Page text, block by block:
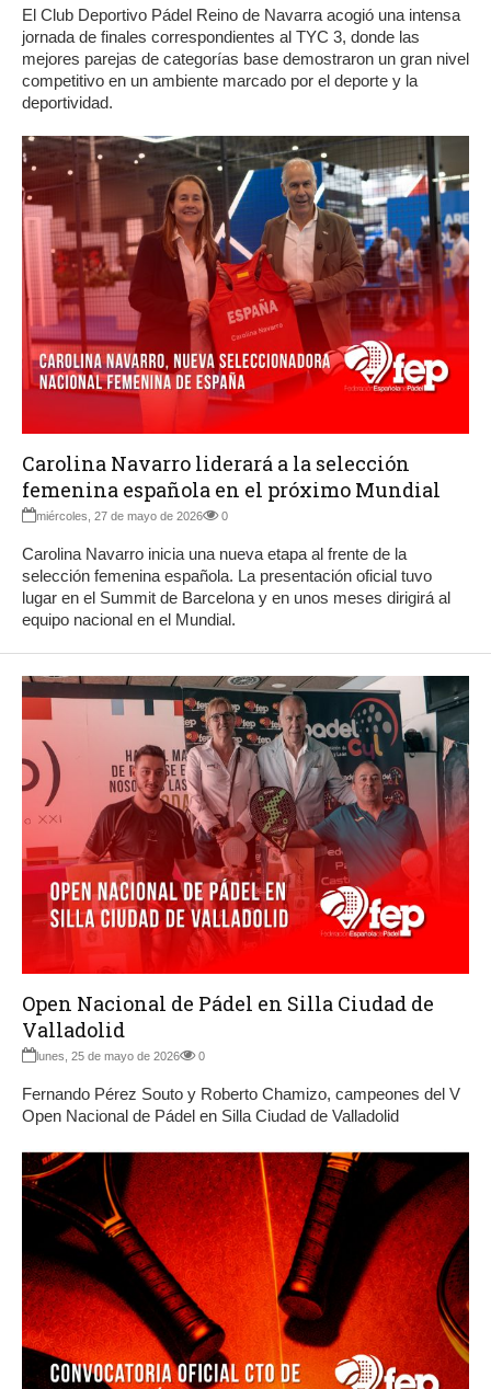
El Club Deportivo Pádel Reino de Navarra acogió una intensa
jornada de finales correspondientes al TYC 3, donde las
mejores parejas de categorías base demostraron un gran nivel
competitivo en un ambiente marcado por el deporte y la
deportividad.
Carolina Navarro liderará a la selección
femenina española en el próximo Mundial
miércoles, 27 de mayo de 2026 0
Carolina Navarro inicia una nueva etapa al frente de la
selección femenina española. La presentación oficial tuvo
lugar en el Summit de Barcelona y en unos meses dirigirá al
equipo nacional en el Mundial.
Open Nacional de Pádel en Silla Ciudad de
Valladolid
lunes, 25 de mayo de 2026 0
Fernando Pérez Souto y Roberto Chamizo, campeones del V
Open Nacional de Pádel en Silla Ciudad de Valladolid